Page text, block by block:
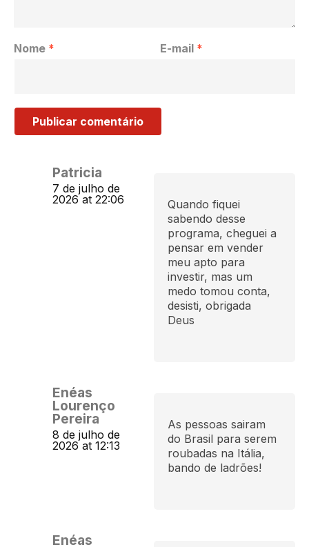
Patricia
7 de julho de
2026 at 22:06
Quando fiquei
sabendo desse
programa, cheguei a
pensar em vender
meu apto para
investir, mas um
medo tomou conta,
desisti, obrigada
Deus
Enéas
Lourenço
Pereira
8 de julho de
2026 at 12:13
As pessoas sairam
do Brasil para serem
roubadas na Itália,
bando de ladrões!
Enéas
Nome * E-mail *